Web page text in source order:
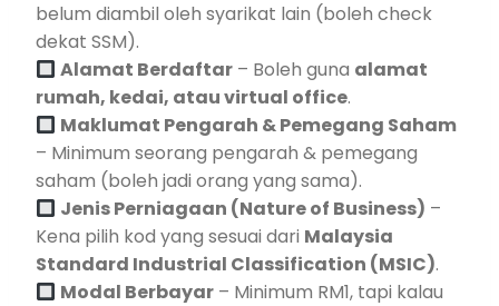
belum diambil oleh syarikat lain (boleh check
dekat SSM).
Alamat Berdaftar – Boleh guna alamat
rumah, kedai, atau virtual office.
Maklumat Pengarah & Pemegang Saham
– Minimum seorang pengarah & pemegang
saham (boleh jadi orang yang sama).
Jenis Perniagaan (Nature of Business) –
Kena pilih kod yang sesuai dari Malaysia
Standard Industrial Classification (MSIC).
Modal Berbayar – Minimum RM1, tapi kalau